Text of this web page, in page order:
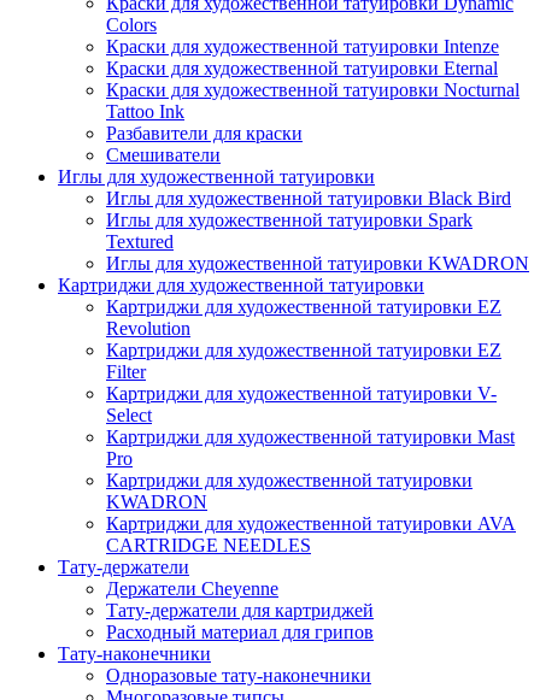
Colors
Краски для художественной татуировки Intenze
Краски для художественной татуировки Eternal
Краски для художественной татуировки Nocturnal
Tattoo Ink
Разбавители для краски
Смешиватели
Иглы для художественной татуировки
Иглы для художественной татуировки Black Bird
Иглы для художественной татуировки Spark
Textured
Иглы для художественной татуировки KWADRON
Картриджи для художественной татуировки
Картриджи для художественной татуировки EZ
Revolution
Картриджи для художественной татуировки EZ
Filter
Картриджи для художественной татуировки V-
Select
Картриджи для художественной татуировки Mast
Pro
Картриджи для художественной татуировки
KWADRON
Картриджи для художественной татуировки AVA
CARTRIDGE NEEDLES
Тату-держатели
Держатели Cheyenne
Тату-держатели для картриджей
Расходный материал для грипов
Тату-наконечники
Одноразовые тату-наконечники